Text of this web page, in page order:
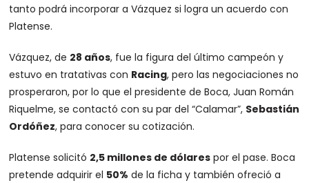
tanto podrá incorporar a Vázquez si logra un acuerdo con
Platense.
Vázquez, de 28 años, fue la figura del último campeón y
estuvo en tratativas con Racing, pero las negociaciones no
prosperaron, por lo que el presidente de Boca, Juan Román
Riquelme, se contactó con su par del “Calamar”, Sebastián
Ordóñez, para conocer su cotización.
Platense solicitó 2,5 millones de dólares por el pase. Boca
pretende adquirir el 50% de la ficha y también ofreció a